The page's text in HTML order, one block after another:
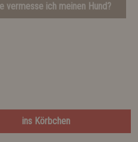
vermesse ich meinen Hund?
ins Körbchen